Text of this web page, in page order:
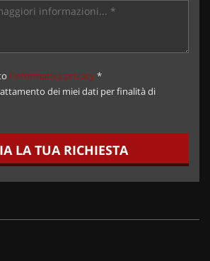
l'informativa privacy*
dei miei dati per finalità di
LA TUA RICHIESTA